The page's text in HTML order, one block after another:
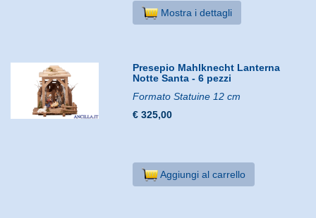
Mostra i dettagli
Presepio Mahlknecht Lanterna
Notte Santa - 6 pezzi
Formato Statuine 12 cm
€ 325,00
Aggiungi al carrello